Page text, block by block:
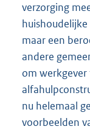
verzorging
maar een
andere
om
nu helemaal
voorbeelden